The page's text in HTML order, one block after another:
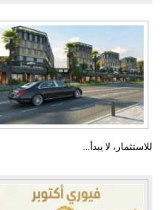
للاستثمار، لا يبدأ...